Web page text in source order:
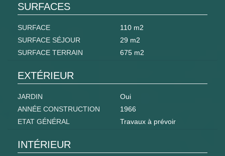
SURFACES
SURFACE
110 m2
SURFACE SÉJOUR
29 m2
SURFACE TERRAIN
675 m2
EXTÉRIEUR
JARDIN
Oui
ANNÉE CONSTRUCTION
1966
ETAT GÉNÉRAL
Travaux à prévoir
INTÉRIEUR